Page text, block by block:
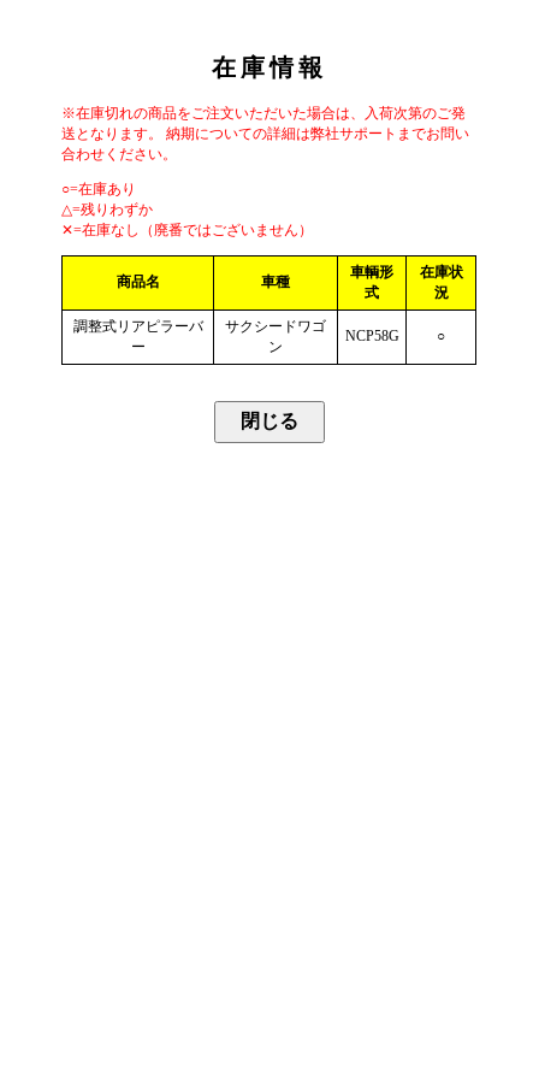
在庫情報
※在庫切れの商品をご注文いただいた場合は、入荷次第のご発
送となります。 納期についての詳細は弊社サポートまでお問い
合わせください。
○=在庫あり
△=残りわずか
✕=在庫なし（廃番ではございません）
商品名 車種
車輌形
式
在庫状
況
調整式リアピラーバ
ー
サクシードワゴ
ン
NCP58G ○